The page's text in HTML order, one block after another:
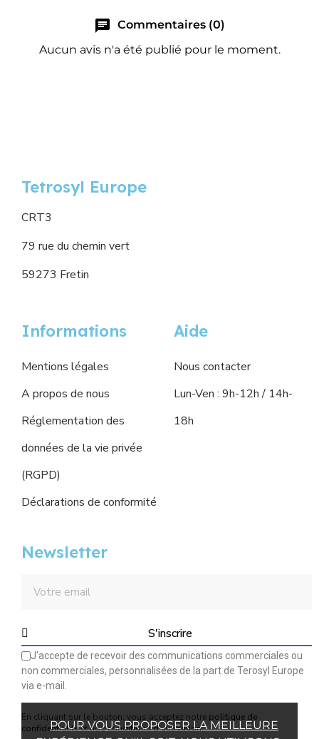
POUR VOUS PROPOSER LA MEILLEURE
chat Commentaires (0)
Aucun avis n'a été publié pour le moment.
Tetrosyl Europe
CRT3
79 rue du chemin vert
59273 Fretin
Informations
Mentions légales
A propos de nous
Réglementation des
données de la vie privée
(RGPD)
Déclarations de conformité
Aide
Nous contacter
Lun-Ven : 9h-12h / 14h-
18h
Newsletter
S'inscrire
J'accepte de recevoir des communications commerciales ou
non commerciales, personnalisées de la part de Terosyl Europe
via e-mail.
En cliquant sur le bouton, vous acceptez notre politique de
confidentialitéetnos conditions d'utilisation.